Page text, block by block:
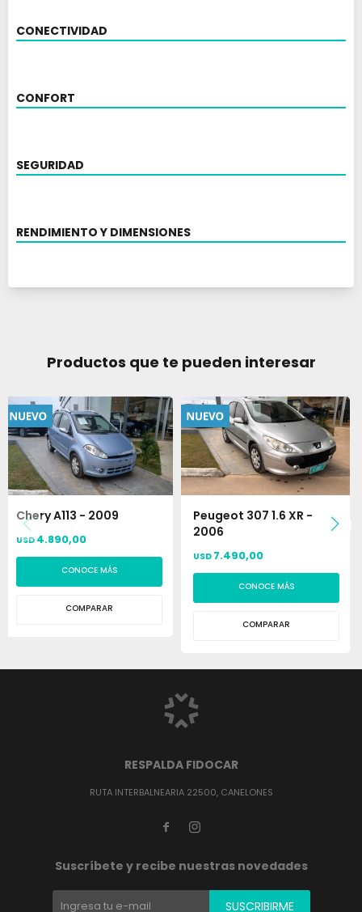
CONECTIVIDAD
CONFORT
SEGURIDAD
RENDIMIENTO Y DIMENSIONES
Productos que te pueden interesar
Chery A113 - 2009
USD 4.890,00
CONOCE MÁS
COMPARAR
Peugeot 307 1.6 XR -
2006
USD 7.490,00
CONOCE MÁS
COMPARAR
RESPALDA FIDOCAR
RUTA INTERBALNEARIA 22500, CANELONES
 
Suscríbete y recibe nuestras novedades
SUSCRIBIRME